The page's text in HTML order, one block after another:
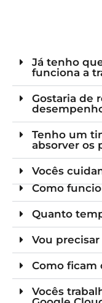
Já tenho
funciona a
Gostaria de
Tenho um
absorver os
Vocês
Como
Quanto
Vou
Como ficam
Vocês